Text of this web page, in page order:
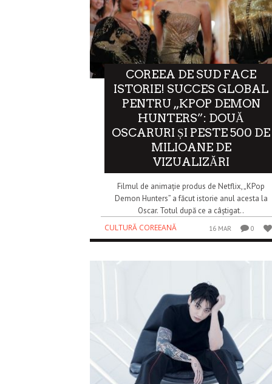
COREEA DE SUD FACE
ISTORIE! SUCCES GLOBAL
PENTRU „KPOP DEMON
HUNTERS”: DOUĂ
OSCARURI ȘI PESTE 500 DE
MILIOANE DE
VIZUALIZĂRI
Filmul de animație produs de Netflix, „KPop
Demon Hunters” a făcut istorie anul acesta la
Oscar. Totul după ce a câștigat..
CULTURĂ COREEANĂ
16 MAR 0